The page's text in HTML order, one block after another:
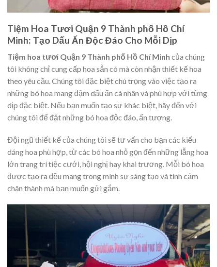
Tiệm Hoa Tươi Quận 9 Thành phố Hồ Chí
Minh: Tạo Dấu Ấn Độc Đáo Cho Mỗi Dịp
Tiệm hoa tươi Quận 9 Thành phố Hồ Chí Minh của chúng
tôi không chỉ cung cấp hoa sẵn có mà còn nhận thiết kế hoa
theo yêu cầu. Chúng tôi đặc biệt chú trọng vào việc tạo ra
những bó hoa mang đậm dấu ấn cá nhân và phù hợp với từng
dịp đặc biệt. Nếu bạn muốn tạo sự khác biệt, hãy đến với
chúng tôi để đặt những bó hoa độc đáo, ấn tượng.
Đội ngũ thiết kế của chúng tôi sẽ tư vấn cho bạn các kiểu
dáng hoa phù hợp, từ các bó hoa nhỏ gọn đến những lẵng hoa
lớn trang trí tiệc cưới, hội nghị hay khai trương. Mỗi bó hoa
được tạo ra đều mang trong mình sự sáng tạo và tình cảm
chân thành mà bạn muốn gửi gắm.